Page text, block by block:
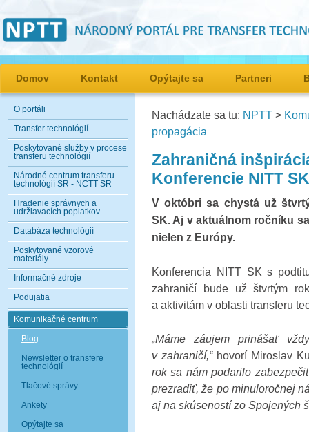
Domov Kontakt Opýtajte sa Partneri
O portáli
Transfer technológií
Poskytované služby v procese
transferu technológií
Národné centrum transferu
technológií SR - NCTT SR
Hradenie správnych a
udržiavacích poplatkov
Databáza technológií
Poskytované vzorové
materiály
Informačné zdroje
Podujatia
Komunikačné centrum
Blog
Newsletter o transfere
technológií
Tlačové správy
Ankety
Opýtajte sa
Nachádzate sa tu: NPTT >
propagácia
Zahraničná
Konferencie NITT
V októbri sa chystá už
SK. Aj v aktuálnom ročníku
nielen z Európy.
Konferencia NITT SK s
zahraničí
bude už štvrtým
a aktivitám v oblasti transferu
„Máme záujem prinášať
v zahraničí,“hovorí Miroslav
rok sa nám podarilo
prezradiť, že po minuloročnej
aj na skúseností zo Spojených